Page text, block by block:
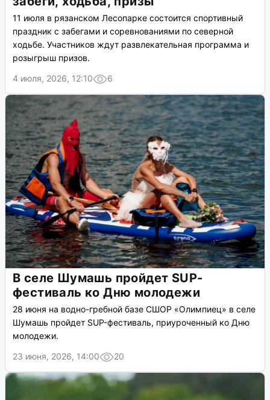
11 июля в рязанском Лесопарке состоится спортивный
праздник с забегами и соревнованиями по северной
ходьбе. Участников ждут развлекательная программа и
розыгрыш призов.
4 июля, 2026, 12:10
6
В селе Шумашь пройдет SUP-
фестиваль ко Дню молодежи
28 июня на водно-гребной базе СШОР «Олимпиец» в селе
Шумашь пройдет SUP-фестиваль, приуроченный ко Дню
молодежи.
23 июня, 2026, 14:00
20